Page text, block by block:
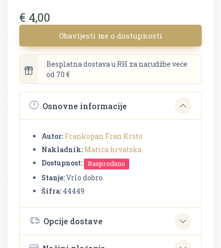
€ 4,00
Obavijesti me o dostupnosti
Besplatna dostava u RH za narudžbe veće
od 70 €
Osnovne informacije
Autor: Frankopan Fran Krsto
Nakladnik: Matica hrvatska
Dostupnost:
Rasprodano
Stanje:Vrlo dobro
Šifra: 44449
Opcije dostave